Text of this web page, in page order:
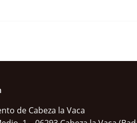
de Cabeza la Vaca